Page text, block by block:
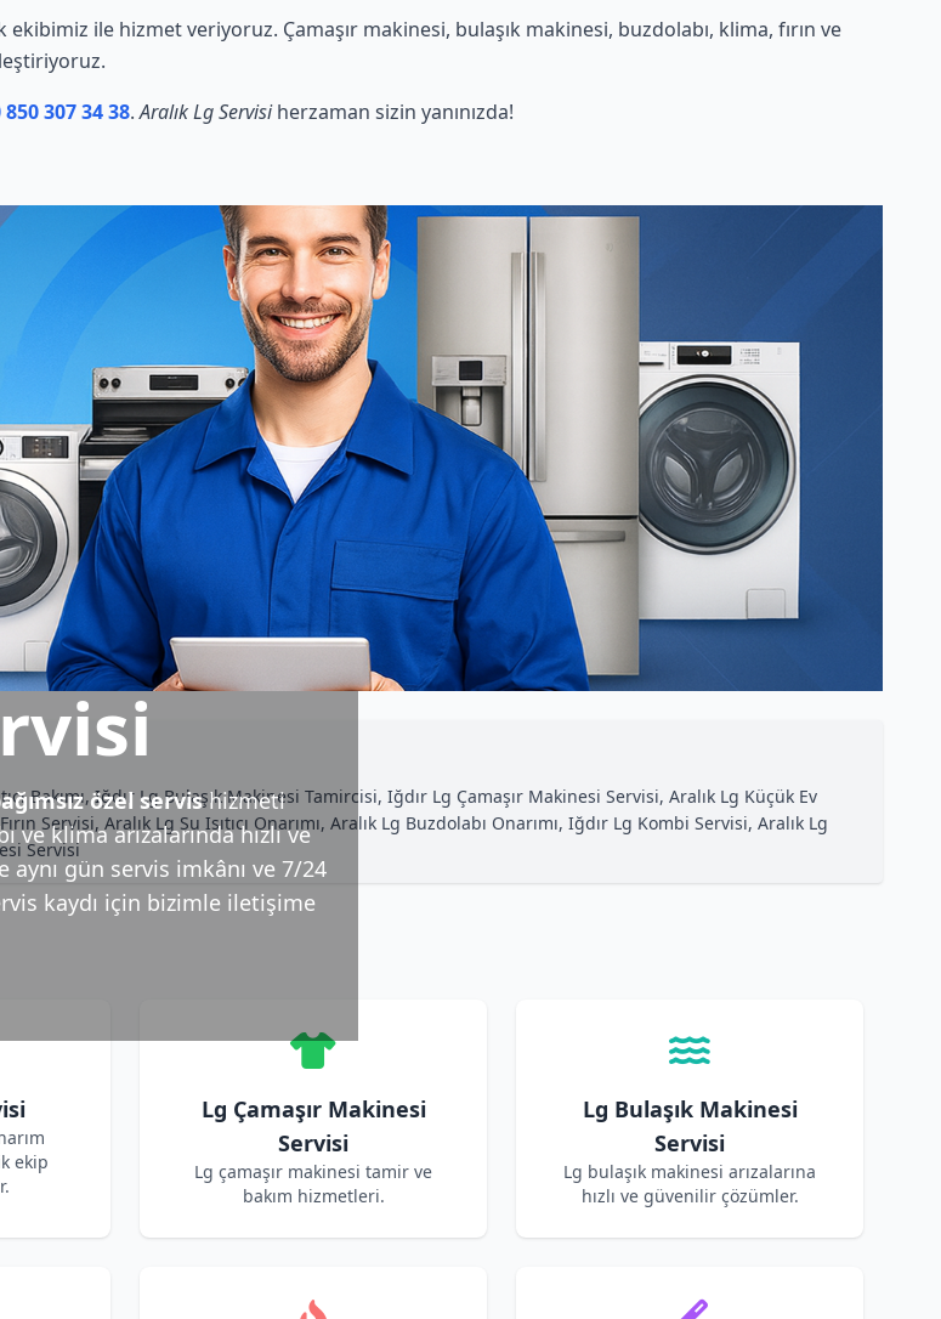
ile hizmet veriyoruz. Çamaşır makinesi, bulaşık makinesi, buzdolabı, klima, fırın ve
850 307 34 38.Aralık Lg Servisiherzaman sizin yanınızda!
özel servishizmeti
klima arızalarında hızlı ve
gün servis imkânı ve 7/24
kaydı için bizimle iletişime
Bakımı, Iğdır Lg Bulaşık Makinesi Tamircisi, Iğdır Lg Çamaşır Makinesi Servisi, Aralık Lg Küçük Ev
Servisi, Aralık Lg Su Isıtıcı Onarımı, Aralık Lg Buzdolabı Onarımı, Iğdır Lg Kombi Servisi, Aralık Lg
Servisi
ekip
Lg Çamaşır Makinesi
Servisi
Lg çamaşır makinesi tamir ve
bakım hizmetleri.
Lg Bulaşık Makinesi
Servisi
Lg bulaşık makinesi arızalarına
hızlı ve güvenilir çözümler.